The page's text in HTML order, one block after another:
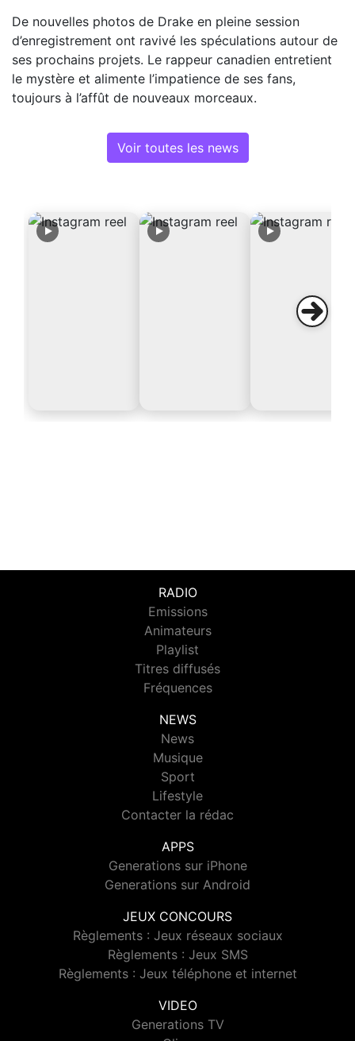
De nouvelles photos de Drake en pleine session
d’enregistrement ont ravivé les spéculations autour de
ses prochains projets. Le rappeur canadien entretient
le mystère et alimente l’impatience de ses fans,
toujours à l’affût de nouveaux morceaux.
Voir toutes les news
RADIO
Emissions
Animateurs
Playlist
Titres diffusés
Fréquences
NEWS
News
Musique
Sport
Lifestyle
Contacter la rédac
APPS
Generations sur iPhone
Generations sur Android
JEUX CONCOURS
Règlements : Jeux réseaux sociaux
Règlements : Jeux SMS
Règlements : Jeux téléphone et internet
VIDEO
Generations TV